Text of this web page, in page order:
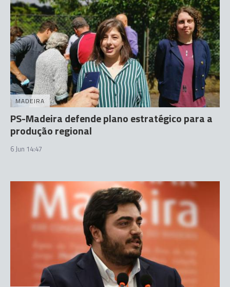
MADEIRA
PS-Madeira defende plano estratégico para a
produção regional
6 Jun 14:47